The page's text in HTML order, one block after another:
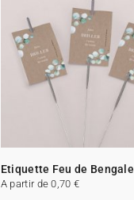
Etiquette Feu de Bengale
A partir de 0,70 €